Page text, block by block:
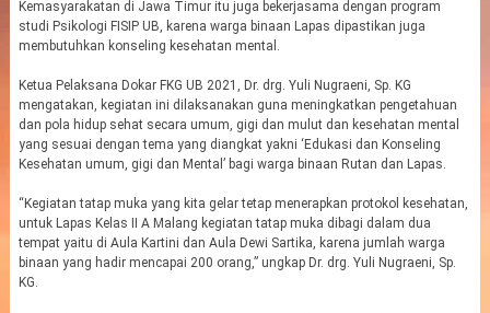
Kemasyarakatan di Jawa Timur itu juga bekerjasama dengan program
studi Psikologi FISIP UB, karena warga binaan Lapas dipastikan juga
membutuhkan konseling kesehatan mental.
Ketua Pelaksana Dokar FKG UB 2021, Dr. drg. Yuli Nugraeni, Sp. KG
mengatakan, kegiatan ini dilaksanakan guna meningkatkan pengetahuan
dan pola hidup sehat secara umum, gigi dan mulut dan kesehatan mental
yang sesuai dengan tema yang diangkat yakni ‘Edukasi dan Konseling
Kesehatan umum, gigi dan Mental’ bagi warga binaan Rutan dan Lapas.
“Kegiatan tatap muka yang kita gelar tetap menerapkan protokol kesehatan,
untuk Lapas Kelas II A Malang kegiatan tatap muka dibagi dalam dua
tempat yaitu di Aula Kartini dan Aula Dewi Sartika, karena jumlah warga
binaan yang hadir mencapai 200 orang,” ungkap Dr. drg. Yuli Nugraeni, Sp.
KG.